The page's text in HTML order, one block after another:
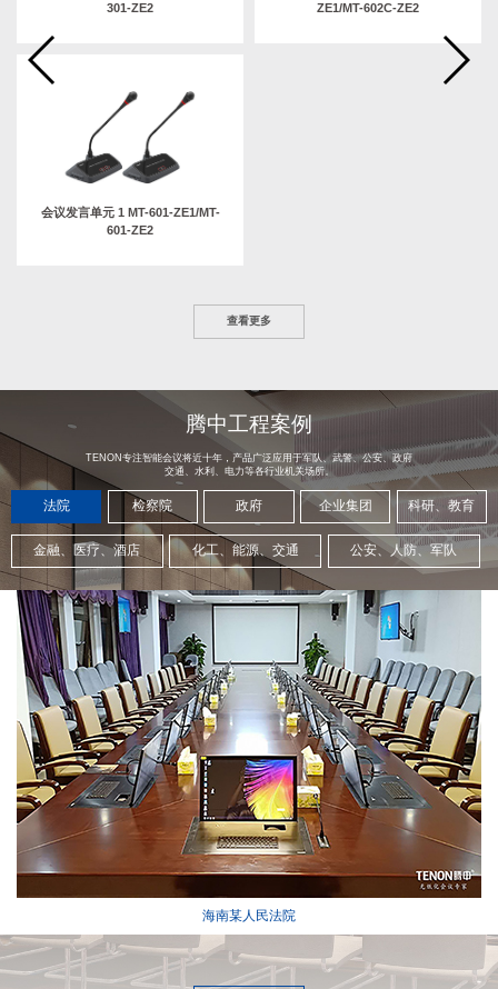
301-ZE2
会议发言单元 1 MT-601-ZE1/MT-
601-ZE2
ZE1/MT-602C-ZE2
查看更多
腾中工程案例
TENON专注智能会议将近十年，产品广泛应用于军队、武警、公安、政府
交通、水利、电力等各行业机关场所。
法院 检察院 政府 企业集团 科研、教育
金融、医疗、酒店 化工、能源、交通 公安、人防、军队
海南某人民法院